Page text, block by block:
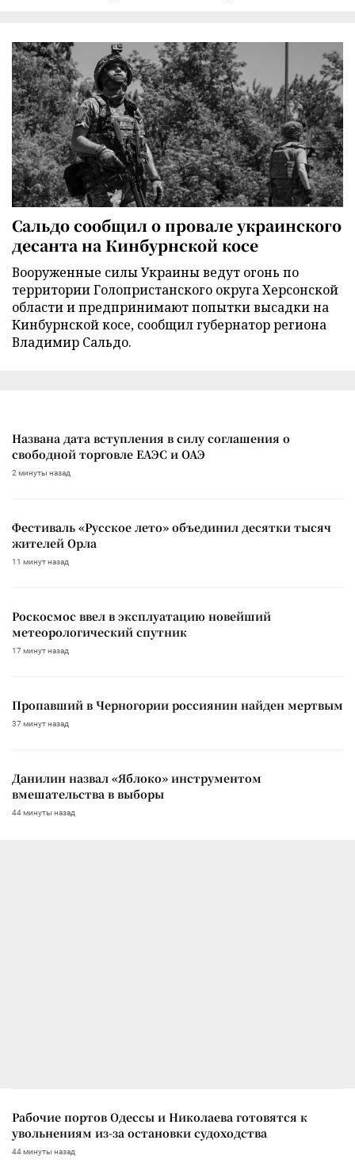
Сальдо сообщил о провале украинского
десанта на Кинбурнской косе
Вооруженные силы Украины ведут огонь по
территории Голопристанского округа Херсонской
области и предпринимают попытки высадки на
Кинбурнской косе, сообщил губернатор региона
Владимир Сальдо.
Названа дата вступления в силу соглашения о
свободной торговле ЕАЭС и ОАЭ
2 минуты назад
Фестиваль «Русское лето» объединил десятки тысяч
жителей Орла
11 минут назад
Роскосмос ввел в эксплуатацию новейший
метеорологический спутник
17 минут назад
Пропавший в Черногории россиянин найден мертвым
37 минут назад
Данилин назвал «Яблоко» инструментом
вмешательства в выборы
44 минуты назад
Рабочие портов Одессы и Николаева готовятся к
увольнениям из-за остановки судоходства
44 минуты назад